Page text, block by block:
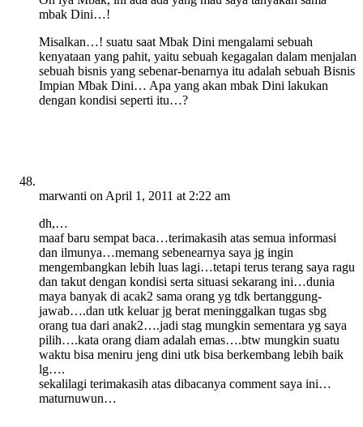
mbak Dini…!
Misalkan…! suatu saat Mbak Dini mengalami sebuah
kenyataan yang pahit, yaitu sebuah kegagalan dalam menjalan
sebuah bisnis yang sebenar-benarnya itu adalah sebuah Bisnis
Impian Mbak Dini… Apa yang akan mbak Dini lakukan
dengan kondisi seperti itu…?
marwanti on April 1, 2011 at 2:22 am
dh,…
maaf baru sempat baca…terimakasih atas semua informasi
dan ilmunya…memang sebenearnya saya jg ingin
mengembangkan lebih luas lagi…tetapi terus terang saya ragu
dan takut dengan kondisi serta situasi sekarang ini…dunia
maya banyak di acak2 sama orang yg tdk bertanggung-
jawab….dan utk keluar jg berat meninggalkan tugas sbg
orang tua dari anak2….jadi stag mungkin sementara yg saya
pilih….kata orang diam adalah emas….btw mungkin suatu
waktu bisa meniru jeng dini utk bisa berkembang lebih baik
lg….
sekalilagi terimakasih atas dibacanya comment saya ini…
maturnuwun…